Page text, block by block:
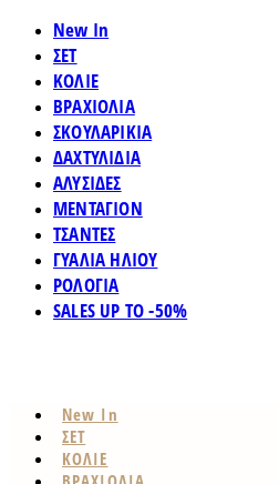
New In
ΣΕΤ
ΚΟΛΙΕ
ΒΡΑΧΙΟΛΙΑ
ΣΚΟΥΛΑΡΙΚΙΑ
ΔΑΧΤΥΛΙΔΙΑ
ΑΛΥΣΙΔΕΣ
ΜΕΝΤΑΓΙΟΝ
ΤΣΑΝΤΕΣ
ΓΥΑΛΙΑ ΗΛΙΟΥ
ΡΟΛΟΓΙΑ
SALES UP TO -50%
New In
ΣΕΤ
ΚΟΛΙΕ